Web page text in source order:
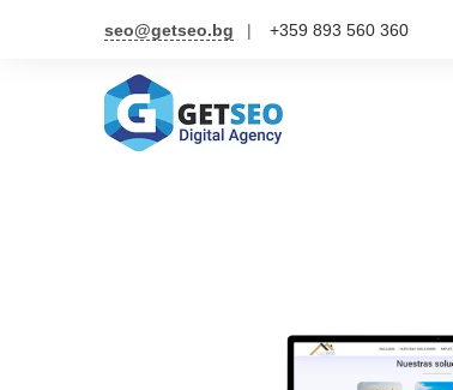
seo@getseo.bg +359 893 560 360